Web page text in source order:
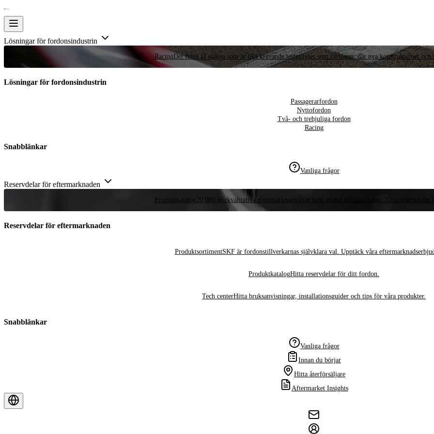
Lösningar för fordonsindustrin
RacingDet finns få ställen som är lika krävande testmiljöer som racingen, där nya konstruktioner och
Lösningar för fordonsindustrin
Passagerarfordon
Nyttofordon
Två- och trehjuliga fordon
Racing
Snabblänkar
Vanliga frågor
Reservdelar för eftermarknaden
Produktkatalog20 000 högkvalitativa eftermarknadsdelar med global tillgänglighet. Hitta reservdelar
Reservdelar för eftermarknaden
ProduktsortimentSKF är fordonstillverkarnas självklara val. Upptäck våra
ProduktkatalogHitta reservdelar för ditt fordon.
Tech centerHitta bruksanvisningar, installationsguider och tips för våra produkter.
Snabblänkar
Vanliga frågor
Innan du börjar
Hitta återförsäljare
Aftermarket Insights